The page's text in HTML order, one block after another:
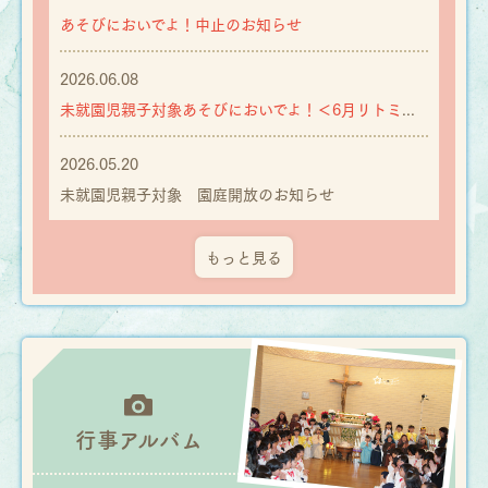
あそびにおいでよ！中止のお知らせ
2026.06.08
未就園児親子対象あそびにおいでよ！＜6月リトミック・6月、7月、8月水あそび 参加受付中＞
2026.05.20
未就園児親子対象 園庭開放のお知らせ
もっと見る
行事アルバム